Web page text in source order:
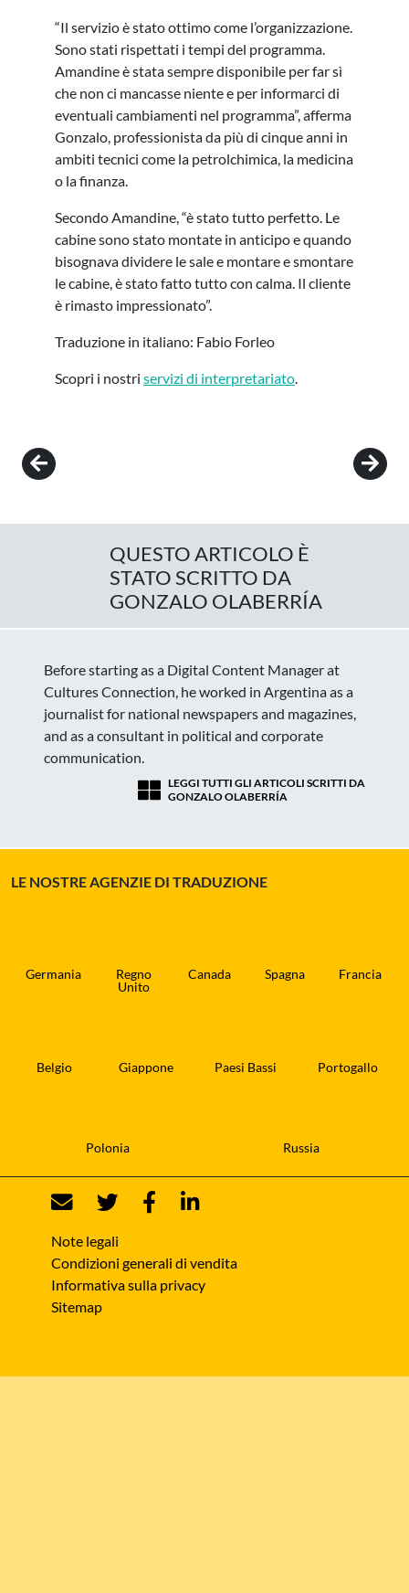
“Il servizio è stato ottimo come l’organizzazione.
Sono stati rispettati i tempi del programma.
Amandine è stata sempre disponibile per far sì
che non ci mancasse niente e per informarci di
eventuali cambiamenti nel programma”, afferma
Gonzalo, professionista da più di cinque anni in
ambiti tecnici come la petrolchimica, la medicina
o la finanza.
Secondo Amandine, “è stato tutto perfetto. Le
cabine sono stato montate in anticipo e quando
bisognava dividere le sale e montare e smontare
le cabine, è stato fatto tutto con calma. Il cliente
è rimasto impressionato”.
Traduzione in italiano: Fabio Forleo
Scopri i nostri servizi di interpretariato.
Post navigation
QUESTO ARTICOLO È
STATO SCRITTO DA
GONZALO OLABERRÍA
Before starting as a Digital Content Manager at
Cultures Connection, he worked in Argentina as a
journalist for national newspapers and magazines,
and as a consultant in political and corporate
communication.
LEGGI TUTTI GLI ARTICOLI SCRITTI DA
GONZALO OLABERRÍA
LE NOSTRE AGENZIE DI TRADUZIONE
Germania
Regno
Unito
Canada Spagna Francia
Belgio Giappone Paesi Bassi Portogallo
Polonia Russia
Note legali
Condizioni generali di vendita
Informativa sulla privacy
Sitemap